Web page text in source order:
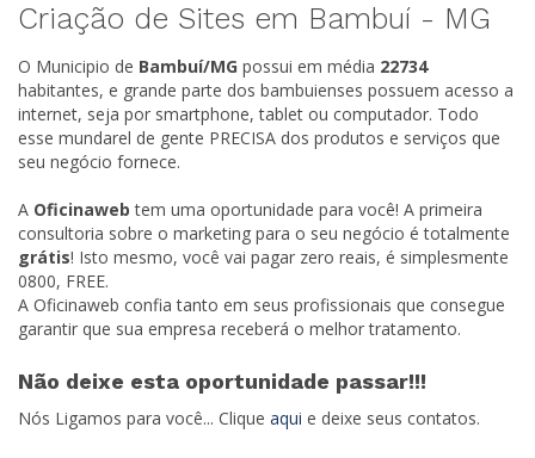
Criação de Sites em Bambuí - MG
O Municipio de Bambuí/MG possui em média 22734
habitantes, e grande parte dos bambuienses possuem acesso a
internet, seja por smartphone, tablet ou computador. Todo
esse mundarel de gente PRECISA dos produtos e serviços que
seu negócio fornece.
A Oficinaweb tem uma oportunidade para você! A primeira
consultoria sobre o marketing para o seu negócio é totalmente
grátis! Isto mesmo, você vai pagar zero reais, é simplesmente
0800, FREE.
A Oficinaweb confia tanto em seus profissionais que consegue
garantir que sua empresa receberá o melhor tratamento.
Não deixe esta oportunidade passar!!!
Nós Ligamos para você... Clique aqui e deixe seus contatos.